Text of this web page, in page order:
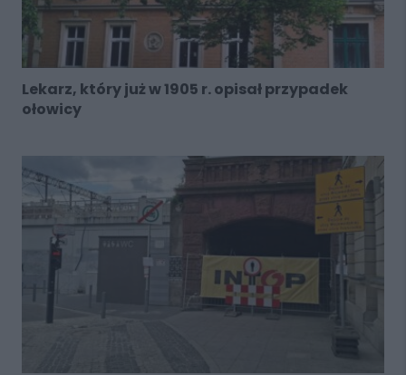
Lekarz, który już w 1905 r. opisał przypadek
ołowicy